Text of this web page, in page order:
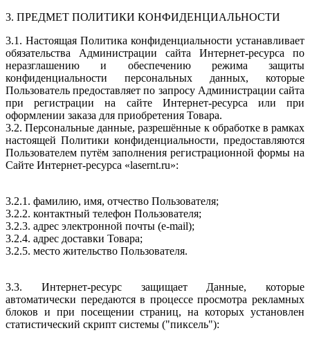
3. ПРЕДМЕТ ПОЛИТИКИ КОНФИДЕНЦИАЛЬНОСТИ
3.1. Настоящая Политика конфиденциальности устанавливает
обязательства Администрации сайта Интернет-ресурса по
неразглашению и обеспечению режима защиты
конфиденциальности персональных данных, которые
Пользователь предоставляет по запросу Администрации сайта
при регистрации на сайте Интернет-ресурса или при
оформлении заказа для приобретения Товара.
3.2. Персональные данные, разрешённые к обработке в рамках
настоящей Политики конфиденциальности, предоставляются
Пользователем путём заполнения регистрационной формы на
Сайте Интернет-ресурса «lasernt.ru»:
3.2.1. фамилию, имя, отчество Пользователя;
3.2.2. контактный телефон Пользователя;
3.2.3. адрес электронной почты (e-mail);
3.2.4. адрес доставки Товара;
3.2.5. место жительство Пользователя.
3.3. Интернет-ресурс защищает Данные, которые
автоматически передаются в процессе просмотра рекламных
блоков и при посещении страниц, на которых установлен
статистический скрипт системы ("пиксель"):